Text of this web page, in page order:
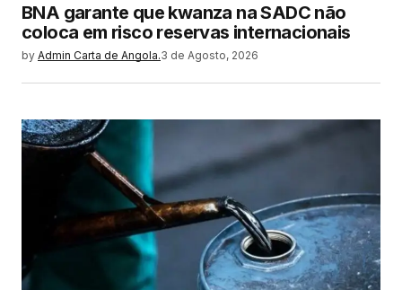
BNA garante que kwanza na SADC não
coloca em risco reservas internacionais
by Admin Carta de Angola.3 de Agosto, 2026